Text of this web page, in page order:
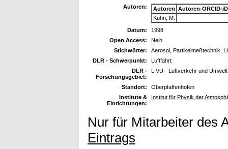
Autoren:
Autoren Autoren-ORCID-iD
Kuhn, M.
Datum:
1998
Open Access:
Nein
Stichwörter:
Aerosol, Partikelmeßtechnik,
DLR - Schwerpunkt:
Luftfahrt
DLR -
Forschungsgebiet:
L VU - Luftverkehr und Umwelt
Standort:
Oberpfaffenhofen
Institute &
Einrichtungen:
Institut für Physik der
Nur für Mitarbeiter des
Eintrags